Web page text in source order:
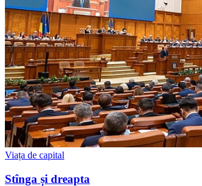
Viața de capital
Stînga și dreapta